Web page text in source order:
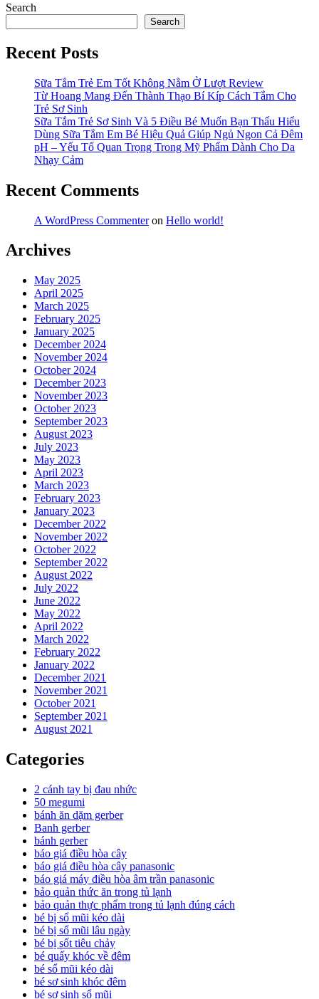
Search
Search
Recent Posts
Sữa Tắm Trẻ Em Tốt Không Nằm Ở Lượt Review
Từ Hoang Mang Đến Thành Thạo Bí Kíp Cách Tắm Cho
Trẻ Sơ Sinh
Sữa Tắm Trẻ Sơ Sinh Và 5 Điều Bé Muốn Bạn Thấu Hiểu
Dùng Sữa Tắm Em Bé Hiệu Quả Giúp Ngủ Ngon Cả Đêm
pH – Yếu Tố Quan Trọng Trong Mỹ Phẩm Dành Cho Da
Nhạy Cảm
Recent Comments
A WordPress Commenteron Hello world!
Archives
May 2025
April 2025
March 2025
February 2025
January 2025
December 2024
November 2024
October 2024
December 2023
November 2023
October 2023
September 2023
August 2023
July 2023
May 2023
April 2023
March 2023
February 2023
January 2023
December 2022
November 2022
October 2022
September 2022
August 2022
July 2022
June 2022
May 2022
April 2022
March 2022
February 2022
January 2022
December 2021
November 2021
October 2021
September 2021
August 2021
Categories
2 cánh tay bị đau nhức
50 megumi
bánh ăn dặm gerber
Banh gerber
bánh gerber
báo giá điều hòa cây
báo giá điều hòa cây panasonic
báo giá máy điều hòa âm trần panasonic
bảo quản thức ăn trong tủ lạnh
bảo quản thực phẩm trong tủ lạnh đúng cách
bé bị sổ mũi kéo dài
bé bị sổ mũi lâu ngày
bé bị sốt tiêu chảy
bé quấy khóc về đêm
bé sổ mũi kéo dài
bé sơ sinh khóc đêm
bé sơ sinh sổ mũi